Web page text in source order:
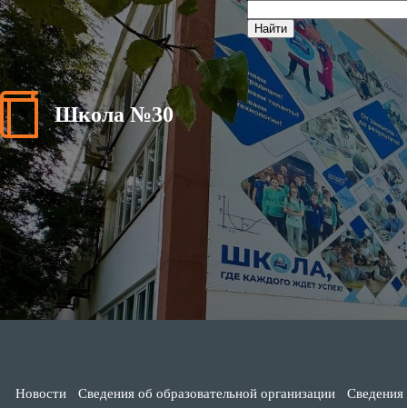
Школа №30
Новости Сведения об образовательной организации Сведения